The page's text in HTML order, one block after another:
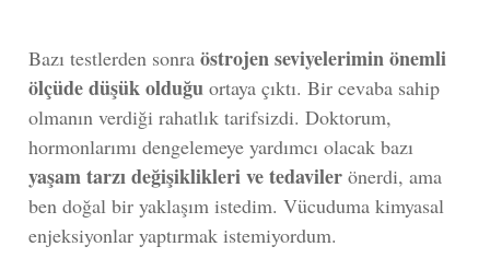
Bazı testlerden sonra östrojen seviyelerimin önemli
ölçüde düşük olduğu ortaya çıktı. Bir cevaba sahip
olmanın verdiği rahatlık tarifsizdi. Doktorum,
hormonlarımı dengelemeye yardımcı olacak bazı
yaşam tarzı değişiklikleri ve tedaviler önerdi, ama
ben doğal bir yaklaşım istedim. Vücuduma kimyasal
enjeksiyonlar yaptırmak istemiyordum.